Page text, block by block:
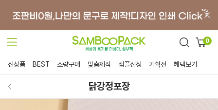
0
신상품 BEST 소량구매 맞춤제작 샘플신청 기획전 혜택보기
닭강정포장